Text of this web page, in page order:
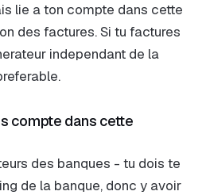
lie a ton compte dans cette
des factures. Si tu factures
independant de la
compte dans cette
des banques - tu dois te
de la banque, donc y avoir